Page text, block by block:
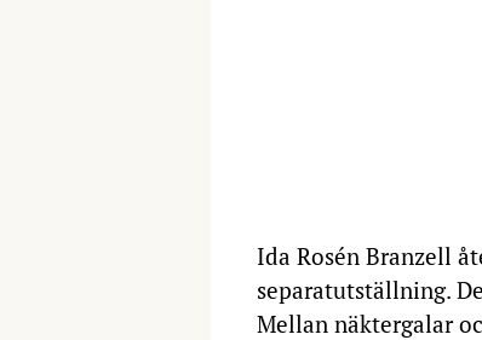
Ida Rosén Branzell
separatutställning.
Mellan näktergalar